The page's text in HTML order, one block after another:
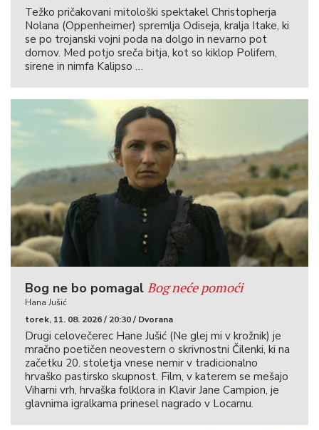
Težko pričakovani mitološki spektakel Christopherja
Nolana (Oppenheimer) spremlja Odiseja, kralja Itake, ki
se po trojanski vojni poda na dolgo in nevarno pot
domov. Med potjo sreča bitja, kot so kiklop Polifem,
sirene in nimfa Kalipso …
Bog ne bo pomagal Bog neće pomoći
Hana Jušić
torek, 11. 08. 2026 / 20:30 / Dvorana
Drugi celovečerec Hane Jušić (Ne glej mi v krožnik) je
mračno poetičen neovestern o skrivnostni Čilenki, ki na
začetku 20. stoletja vnese nemir v tradicionalno
hrvaško pastirsko skupnost. Film, v katerem se mešajo
Viharni vrh, hrvaška folklora in Klavir Jane Campion, je
glavnima igralkama prinesel nagrado v Locarnu.